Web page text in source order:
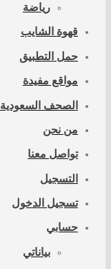
رياضة
قهوة الشايب
حمل التطبيق
مواقع مفيدة
الصحف السعودية
من نحن
تواصل معنا
التسجيل
تسجيل الدخول
حسابي
بياناتي